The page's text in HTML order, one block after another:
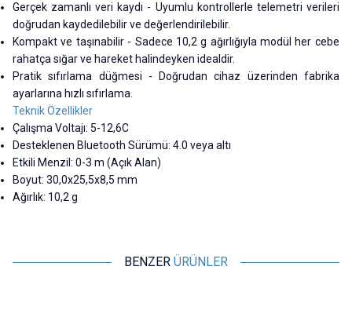
Gerçek zamanlı veri kaydı - Uyumlu kontrollerle telemetri verileri
doğrudan kaydedilebilir ve değerlendirilebilir.
Kompakt ve taşınabilir - Sadece 10,2 g ağırlığıyla modül her cebe
rahatça sığar ve hareket halindeyken idealdir.
Pratik sıfırlama düğmesi - Doğrudan cihaz üzerinden fabrika
ayarlarına hızlı sıfırlama.
Teknik Özellikler
Çalışma Voltajı: 5-12,6C
Desteklenen Bluetooth Sürümü: 4.0 veya altı
Etkili Menzil: 0-3 m (Açık Alan)
Boyut: 30,0x25,5x8,5 mm
Ağırlık: 10,2 g
BENZER ÜRÜNLER